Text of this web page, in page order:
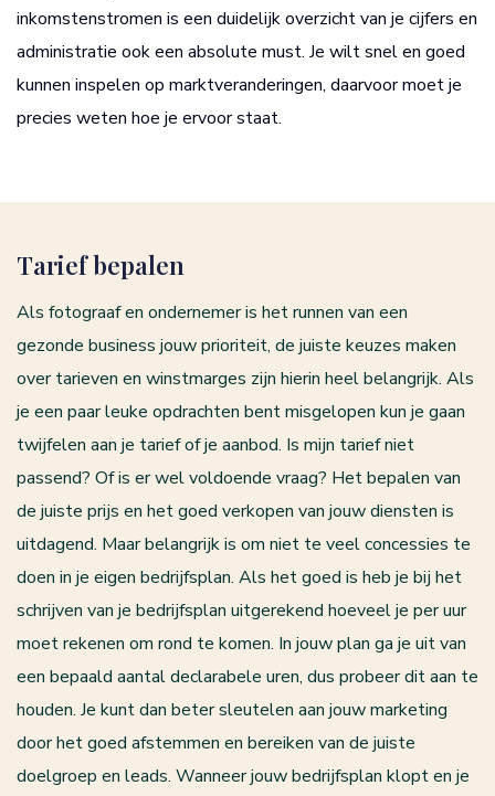
inkomstenstromen is een duidelijk overzicht van je cijfers en
administratie ook een absolute must. Je wilt snel en goed
kunnen inspelen op marktveranderingen, daarvoor moet je
precies weten hoe je ervoor staat.
Tarief bepalen
Als fotograaf en ondernemer is het runnen van een
gezonde business jouw prioriteit, de juiste keuzes maken
over tarieven en winstmarges zijn hierin heel belangrijk. Als
je een paar leuke opdrachten bent misgelopen kun je gaan
twijfelen aan je tarief of je aanbod. Is mijn tarief niet
passend? Of is er wel voldoende vraag? Het bepalen van
de juiste prijs en het goed verkopen van jouw diensten is
uitdagend. Maar belangrijk is om niet te veel concessies te
doen in je eigen bedrijfsplan. Als het goed is heb je bij het
schrijven van je bedrijfsplan uitgerekend hoeveel je per uur
moet rekenen om rond te komen. In jouw plan ga je uit van
een bepaald aantal declarabele uren, dus probeer dit aan te
houden. Je kunt dan beter sleutelen aan jouw marketing
door het goed afstemmen en bereiken van de juiste
doelgroep en leads. Wanneer jouw bedrijfsplan klopt en je